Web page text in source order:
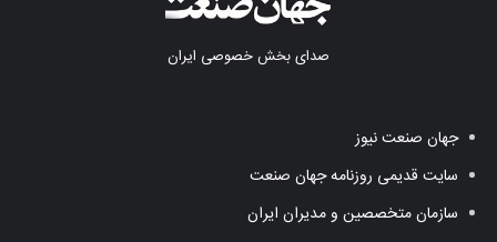
صدای بخش خصوصی ایران
جهان صنعت نیوز
سایت قدیمی روزنامه جهان صنعت
سازمان متخصصین و مدیران ایران